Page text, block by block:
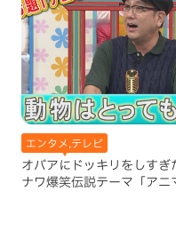
エンタメ,テレビ
オバアにドッキリをしす
ナワ爆笑伝説テーマ「アニ